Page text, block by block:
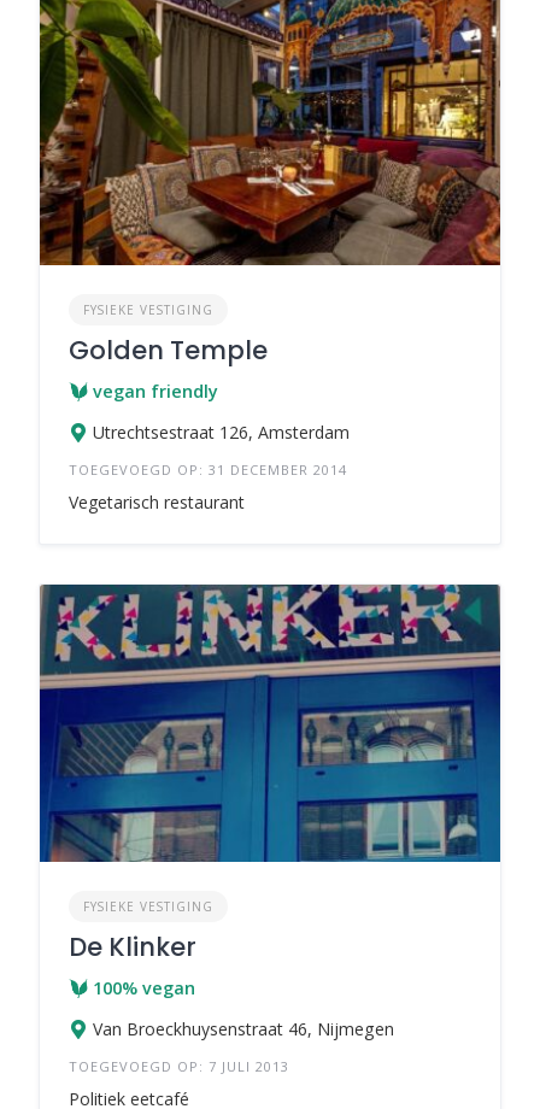
FYSIEKE VESTIGING
Golden Temple
vegan friendly
Utrechtsestraat 126, Amsterdam
TOEGEVOEGD OP: 31 DECEMBER 2014
Vegetarisch restaurant
FYSIEKE VESTIGING
De Klinker
100% vegan
Van Broeckhuysenstraat 46, Nijmegen
TOEGEVOEGD OP: 7 JULI 2013
Politiek eetcafé